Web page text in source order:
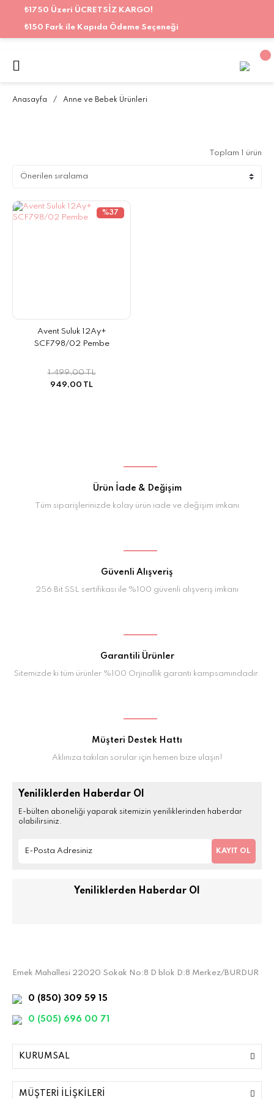
₺1750 Üzeri ÜCRETSİZ KARGO!
₺150 Fark ile Kapıda Ödeme Seçeneği
Anasayfa Anne ve Bebek Ürünleri
Toplam 1 ürün
%37
Avent Suluk 12Ay+
SCF798/02 Pembe
949,00 TL
1.499,00 TL
Ürün İade & Değişim
Tüm siparişlerinizde kolay ürün iade ve değişim imkanı
Güvenli Alışveriş
256 Bit SSL sertifikası ile %100 güvenli alışveriş imkanı
Garantili Ürünler
Sitemizde ki tüm ürünler %100 Orjinallik garanti kampsamındadır.
Müşteri Destek Hattı
Aklınıza takılan sorular için hemen bize ulaşın!
Yeniliklerden Haberdar Ol
E-bülten aboneliği yaparak sitemizin yeniliklerinden haberdar
olabilirsiniz.
KAYIT OL
Yeniliklerden Haberdar Ol
Emek Mahallesi 22020 Sokak No:8 D blok D:8 Merkez/BURDUR
0 (850) 309 59 15
0 (505) 696 00 71
KURUMSAL
MÜŞTERİ İLİŞKİLERİ